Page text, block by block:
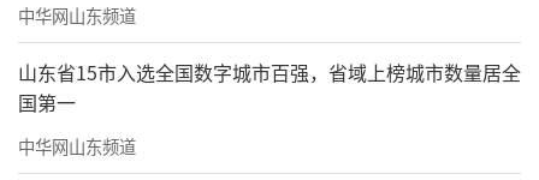
中华网山东频道
山东省15市入选全国数字城市百强，省域上榜城市数量居全
国第一
中华网山东频道